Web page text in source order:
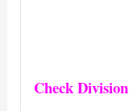
Check Division